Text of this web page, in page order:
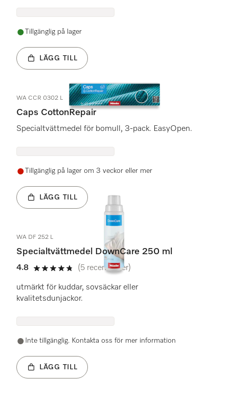
Tillgänglig på lager
LÄGG TILL
WA CCR 0302 L
Caps CottonRepair
Specialtvättmedel för bomull, 3-pack. EasyOpen.
Tillgänglig på lager om 3 veckor eller mer
LÄGG TILL
WA DF 252 L
Specialtvättmedel DownCare 250 ml
4.8
4.8 stars out of 5
(5 recensioner)
utmärkt för kuddar, sovsäckar eller
kvalitetsdunjackor.
Inte tillgänglig. Kontakta oss för mer information
LÄGG TILL